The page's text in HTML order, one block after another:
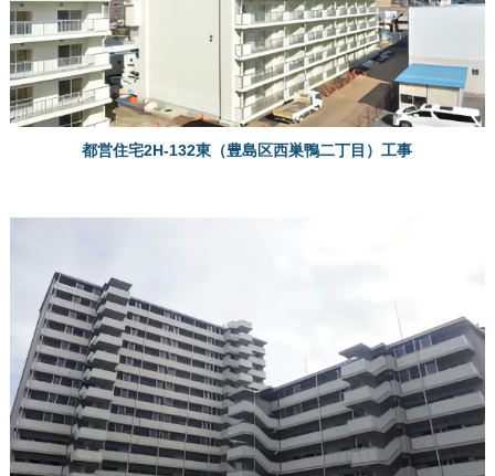
都営住宅2H-132東（豊島区西巣鴨二丁目）工事